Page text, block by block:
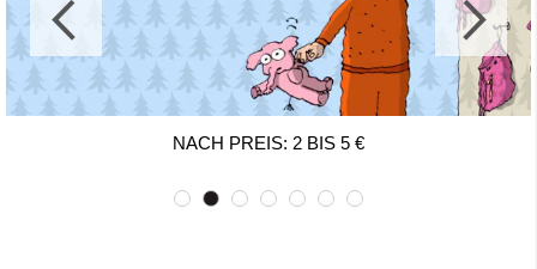
NACH PREIS: 2 BIS 5 €